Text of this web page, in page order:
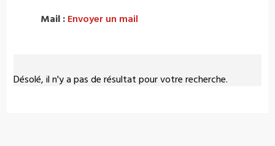
Désolé, il n'y a pas de résultat pour votre recherche.
Mail : Envoyer un mail